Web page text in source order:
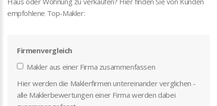
empfohlene Top-Makler:
Firmenvergleich
Makler aus einer Firma zusammenfassen
Hier werden die Maklerfirmen untereinander verglichen -
alle Maklerbewertungen einer Firma werden dabei